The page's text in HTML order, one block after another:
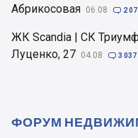
Абрикосовая 06.08  2
ЖК Scandia | СК
Луценко, 27 04.08  3 037
ФОРУМ